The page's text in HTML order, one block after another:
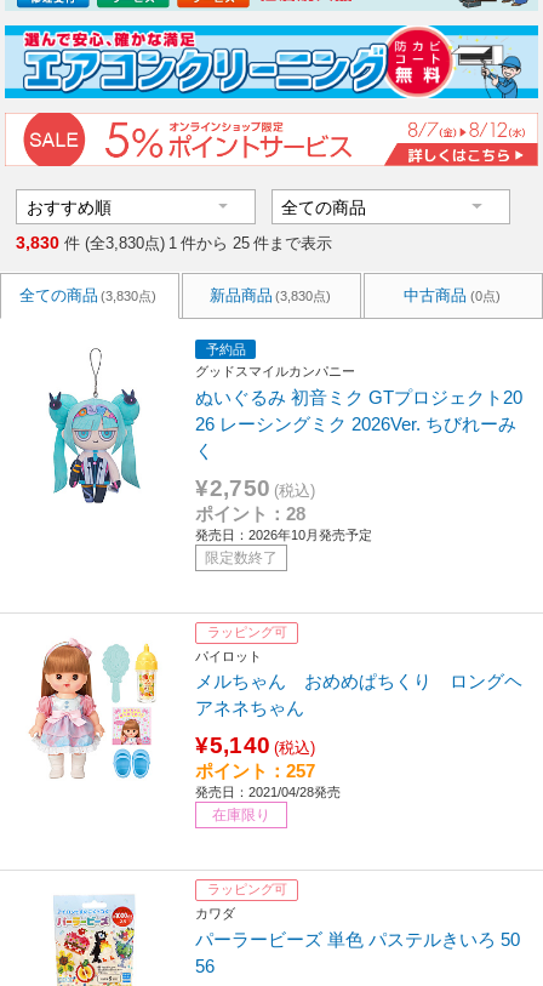
3,830 件 (全3,830点) 1 件から 25 件まで表示
全ての商品 (3,830点) 新品商品 (3,830点) 中古商品 (0点)
予約品
グッドスマイルカンパニー
ぬいぐるみ 初音ミク GTプロジェクト20
26 レーシングミク 2026Ver. ちびれーみ
く
¥2,750 (税込)
ポイント：28
発売日：2026年10月発売予定
限定数終了
ラッピング可
パイロット
メルちゃん おめめぱちくり ロングヘ
アネネちゃん
¥5,140 (税込)
ポイント：257
発売日：2021/04/28発売
在庫限り
ラッピング可
カワダ
パーラービーズ 単色 パステルきいろ 50
56